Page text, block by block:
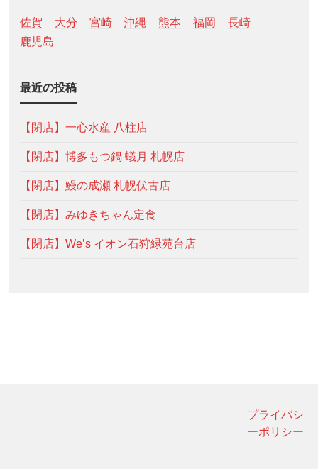
佐賀 大分 宮崎 沖縄 熊本 福岡
長崎
鹿児島
最近の投稿
【閉店】一心水産 八柱店
【閉店】博多もつ鍋 蟻月 札幌店
【閉店】鰻の成瀬 札幌伏古店
【閉店】みゆきちゃん定食
【閉店】We’s イオン石狩緑苑台店
プライバシ
ーポリシー